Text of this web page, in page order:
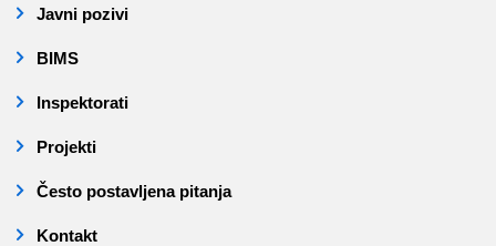
Javni pozivi
BIMS
Inspektorati
Projekti
Često postavljena pitanja
Kontakt